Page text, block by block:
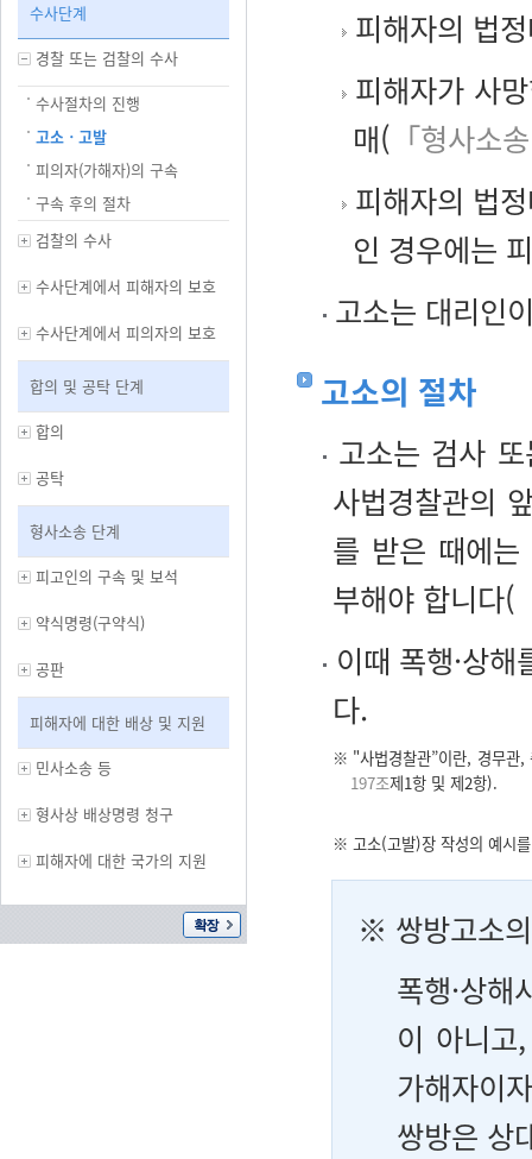
수사단계
경찰 또는 검찰의 수사
수사절차의 진행
고소ㆍ고발
피의자(가해자)의 구속
구속 후의 절차
검찰의 수사
수사단계에서 피해자의 보호
수사단계에서 피의자의 보호
합의 및 공탁 단계
합의
공탁
형사소송 단계
피고인의 구속 및 보석
약식명령(구약식)
공판
피해자에 대한 배상 및 지원
민사소송 등
형사상 배상명령 청구
피해자에 대한 국가의 지원
피해자의 법
피해자가 사
매( 「형사소
피해자의 법
인 경우에는
고소는 대리인
고소의 절차
고소는 검사
사법경찰관의
를 받은 때에는
부해야 합니다(
이때 폭행·상
다.
※ "사법경찰관”이란, 경무관,
197조제1항 및 제2항).
※ 고소(고발)장 작성의 예시
※ 쌍방고소
폭행·상
이 아니고
가해자이
쌍방은 상